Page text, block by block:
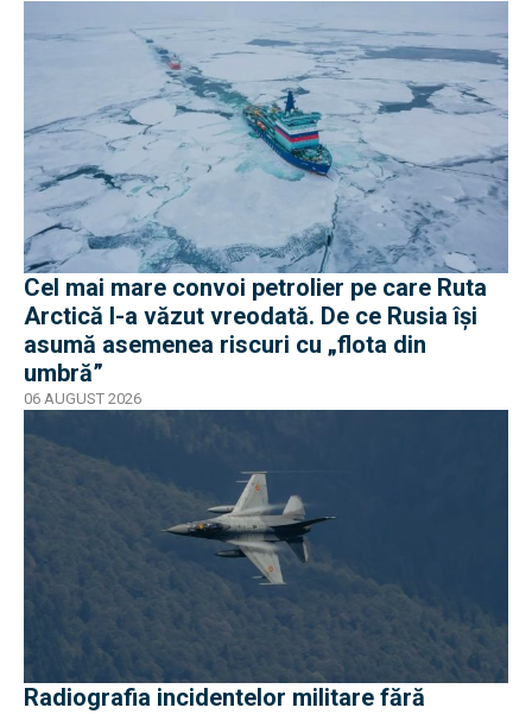
Cel mai mare convoi petrolier pe care Ruta
Arctică l-a văzut vreodată. De ce Rusia își
asumă asemenea riscuri cu „flota din
umbră”
06 AUGUST 2026
Radiografia incidentelor militare fără